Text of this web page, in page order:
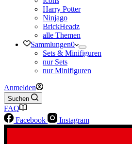
Harry Potter
Ninjago
BrickHeadz
alle Themen
Sammlungen0
Sets & Minifiguren
nur Sets
nur Minifiguren
Anmelden
Suchen
FAQ
Facebook
Instagram